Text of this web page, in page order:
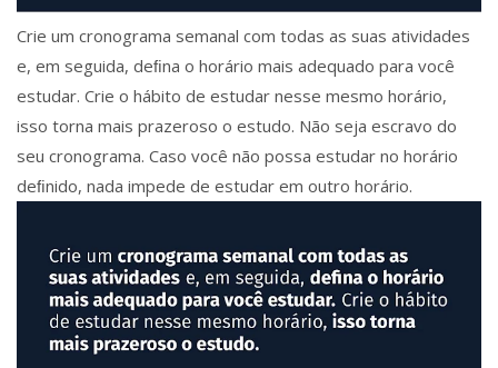
Crie um cronograma semanal com todas as suas atividades
e, em seguida, deﬁna o horário mais adequado para você
estudar. Crie o hábito de estudar nesse mesmo horário,
isso torna mais prazeroso o estudo. Não seja escravo do
seu cronograma. Caso você não possa estudar no horário
deﬁnido, nada impede de estudar em outro horário.